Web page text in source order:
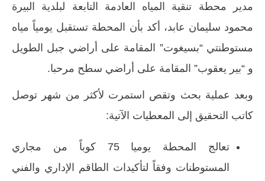
مدير محطة تنقية المياه العادمة التابعة لبلدية البيرة
محمود سليمان عابد، أكد بأن المحطة تستقبل يومياً مياه
مستوطنتي “بسيغوت” المقامة على أراضي جبل الطويل
و “بير يعقوب” المقامة على أراضي سطح مرحبا.
وبعد عملية بحث وتقص استمرت لأكثر من شهر توصل
كاتب التحقيق إلى المعطيات الآتية:
تعالج المحطة يوميا 75 كوباً من مجاري
المستوطنات وفقاً لتأكيدات الطاقم الإداري والفني